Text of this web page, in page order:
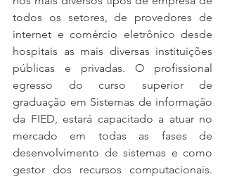
todos os setores, de provedores de
internet e comércio eletrônico desde
hospitais as mais diversas instituições
públicas e privadas. O profissional
egresso do curso superior de
graduação em Sistemas de informação
da FIED, estará capacitado a atuar no
mercado em todas as fases de
desenvolvimento de sistemas e como
gestor dos recursos computacionais.